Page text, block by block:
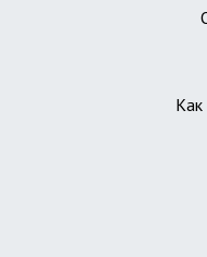
Как